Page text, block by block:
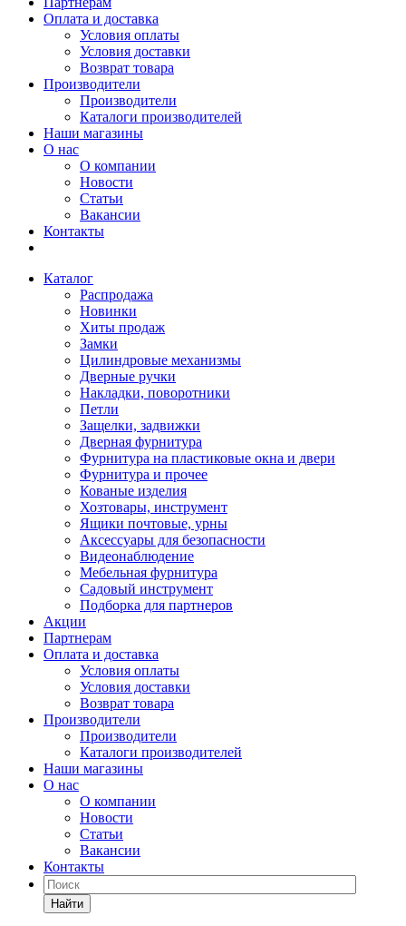
Оплата и доставка
Условия оплаты
Условия доставки
Возврат товара
Производители
Производители
Каталоги производителей
Наши магазины
О нас
О компании
Новости
Статьи
Вакансии
Контакты
Каталог
Распродажа
Новинки
Хиты продаж
Замки
Цилиндровые механизмы
Дверные ручки
Накладки, поворотники
Петли
Защелки, задвижки
Дверная фурнитура
Фурнитура на пластиковые окна и двери
Фурнитура и прочее
Кованые изделия
Хозтовары, инструмент
Ящики почтовые, урны
Аксессуары для безопасности
Видеонаблюдение
Мебельная фурнитура
Садовый инструмент
Подборка для партнеров
Акции
Партнерам
Оплата и доставка
Условия оплаты
Условия доставки
Возврат товара
Производители
Производители
Каталоги производителей
Наши магазины
О нас
О компании
Новости
Статьи
Вакансии
Контакты
Найти